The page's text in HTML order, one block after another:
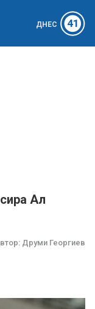
ДНЕС 41
Ал
Друми Георгиев